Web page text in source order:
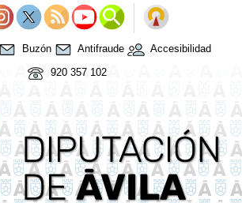
Buzón Antifraude
Accesibilidad
920 357 102